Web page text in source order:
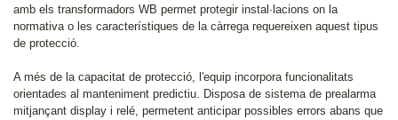
amb els transformadors WB permet protegir instal·lacions on la
normativa o les característiques de la càrrega requereixen aquest tipus
de protecció.
A més de la capacitat de protecció, l'equip incorpora funcionalitats
orientades al manteniment predictiu. Disposa de sistema de prealarma
mitjançant display i relé, permetent anticipar possibles errors abans que